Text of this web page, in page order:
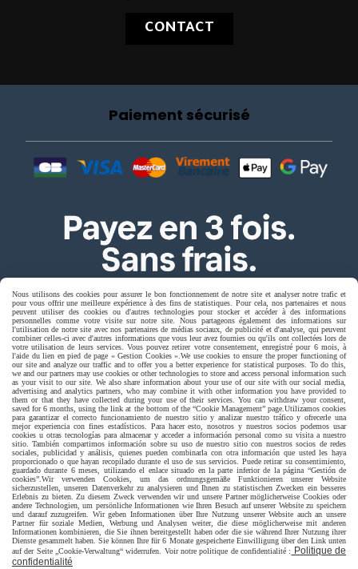
CONTACT
Paiement sécurisé
Livraison rapide
livraison à domicile France et union europeen
Nous utilisons des cookies pour assurer le bon fonctionnement de notre site et analyser notre trafic et
pour vous offrir une meilleure expérience à des fins de statistiques. Pour cela, nos partenaires et nous
peuvent utiliser des cookies ou d'autres technologies pour stocker et accéder à des informations
personnelles comme votre visite sur notre site. Nous partageons également des informations sur
l'utilisation de notre site avec nos partenaires de médias sociaux, de publicité et d'analyse, qui peuvent
combiner celles-ci avec d'autres informations que vous leur avez fournies ou qu'ils ont collectées lors de
votre utilisation de leurs services. Vous pouvez retirer votre consentement, enregistré pour 6 mois, à
l'aide du lien en pied de page « Gestion Cookies ». We use cookies to ensure the proper functioning of
our site and analyze our traffic and to offer you a better experience for statistical purposes. To do this,
we and our partners may use cookies or other technologies to store and access personal information such
as your visit to our site. We also share information about your use of our site with our social media,
advertising and analytics partners, who may combine it with other information you have provided to
them or that they have collected during your use of their services. You can withdraw your consent,
saved for 6 months, using the link at the bottom of the “Cookie Management” page. Utilizamos cookies
para garantizar el correcto funcionamiento de nuestro sitio y analizar nuestro tráfico y ofrecerle una
mejor experiencia con fines estadísticos. Para hacer esto, nosotros y nuestros socios podemos usar
cookies u otras tecnologías para almacenar y acceder a información personal como su visita a nuestro
sitio. También compartimos información sobre su uso de nuestro sitio con nuestros socios de redes
sociales, publicidad y análisis, quienes pueden combinarla con otra información que usted les haya
proporcionado o que hayan recopilado durante el uso de sus servicios. Puede retirar su consentimiento,
guardado durante 6 meses, utilizando el enlace situado en la parte inferior de la página “Gestión de
cookies”. Wir verwenden Cookies, um das ordnungsgemäße Funktionieren unserer Website
sicherzustellen, unseren Datenverkehr zu analysieren und Ihnen zu statistischen Zwecken ein besseres
Erlebnis zu bieten. Zu diesem Zweck verwenden wir und unsere Partner möglicherweise Cookies oder
andere Technologien, um persönliche Informationen wie Ihren Besuch auf unserer Website zu speichern
und darauf zuzugreifen. Wir geben Informationen über Ihre Nutzung unserer Website auch an unsere
Partner für soziale Medien, Werbung und Analysen weiter, die diese möglicherweise mit anderen
Informationen kombinieren, die Sie ihnen bereitgestellt haben oder die sie während Ihrer Nutzung ihrer
Dienste gesammelt haben. Sie können Ihre für 6 Monate gespeicherte Einwilligung über den Link unten
auf der Seite „Cookie-Verwaltung“ widerrufen. Voir notre politique de confidentialité :
Politique de
confidentialité